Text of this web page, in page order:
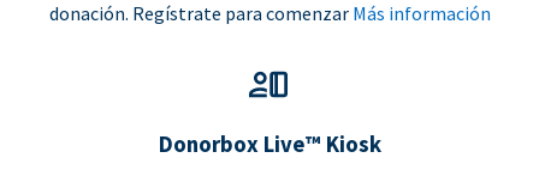
donación. Regístrate para comenzar Más información
Donorbox Live™ Kiosk